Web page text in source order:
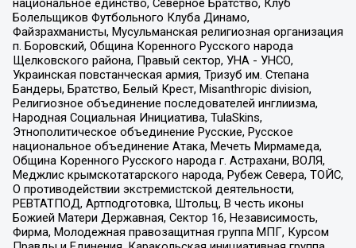
национальное единство, Северное Братство, Клуб
Болельщиков Футбольного Клуба Динамо,
Файзрахманисты, Мусульманская религиозная организация
п. Боровский, Община Коренного Русского народа
Щелковского района, Правый сектор, УНА - УНСО,
Украинская повстанческая армия, Тризуб им. Степана
Бандеры, Братство, Белый Крест, Misanthropic division,
Религиозное объединение последователей инглиизма,
Народная Социальная Инициатива, TulaSkins,
Этнополитическое объединение Русские, Русское
национальное объединение Атака, Мечеть Мирмамеда,
Община Коренного Русского народа г. Астрахани, ВОЛЯ,
Меджлис крымскотатарского народа, Рубеж Севера, ТОЙС,
О противодействии экстремистской деятельности,
РЕВТАТПОД, Артподготовка, Штольц, В честь иконы
Божией Матери Державная, Сектор 16, Независимость,
Фирма, Молодежная правозащитная группа МПГ, Курсом